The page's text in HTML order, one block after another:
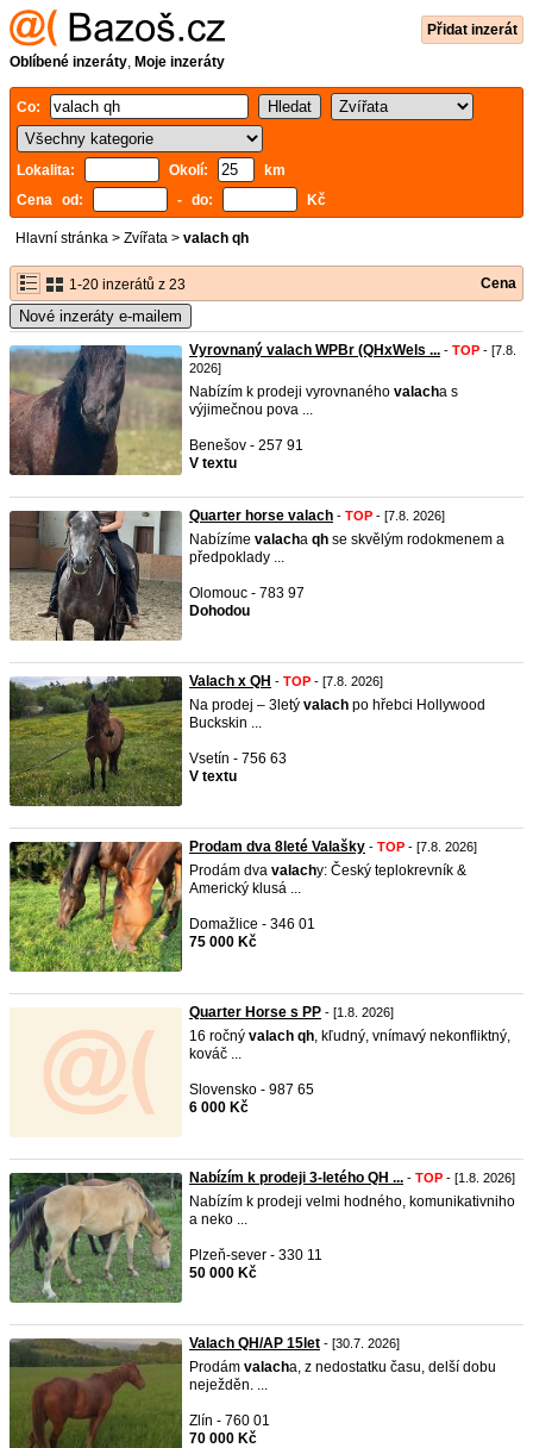
Přidat inzerát
Oblíbené inzeráty, Moje inzeráty
Co:
Lokalita: Okolí:
km
Cena od:
- do: Kč
Hlavní stránka > Zvířata > valach qh
1-20 inzerátů z 23 Cena
Nové inzeráty e-mailem
Vyrovnaný valach WPBr (QHxWels ... - TOP - [7.8.
2026]
Nabízím k prodeji vyrovnaného valacha s
výjimečnou pova ...
Benešov - 257 91
V textu
Quarter horse valach - TOP - [7.8. 2026]
Nabízíme valacha qh se skvělým rodokmenem a
předpoklady ...
Olomouc - 783 97
Dohodou
Valach x QH - TOP - [7.8. 2026]
Na prodej – 3letý valach po hřebci Hollywood
Buckskin ...
Vsetín - 756 63
V textu
Prodam dva 8leté Valašky - TOP - [7.8. 2026]
Prodám dva valachy: Český teplokrevník &
Americký klusá ...
Domažlice - 346 01
75 000 Kč
Quarter Horse s PP - [1.8. 2026]
16 ročný valach qh, kľudný, vnímavý nekonfliktný,
kováč ...
Slovensko - 987 65
6 000 Kč
Nabízím k prodeji 3-letého QH ... - TOP - [1.8. 2026]
Nabízím k prodeji velmi hodného, komunikativniho
a neko ...
Plzeň-sever - 330 11
50 000 Kč
Valach QH/AP 15let - [30.7. 2026]
Prodám valacha, z nedostatku času, delší dobu
neježděn. ...
Zlín - 760 01
70 000 Kč